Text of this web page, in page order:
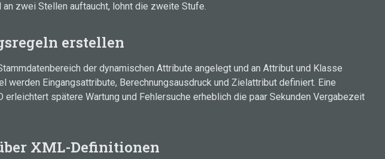
zwei Stellen auftaucht, lohnt die zweite Stufe.
erstellen
der dynamischen Attribute angelegt und an Attribut und Klasse
werden Eingangsattribute, Berechnungsausdruck und Zielattribut definiert. Eine
erleichtert spätere Wartung und Fehlersuche erheblich die paar Sekunden Vergabezeit
XML-Definitionen